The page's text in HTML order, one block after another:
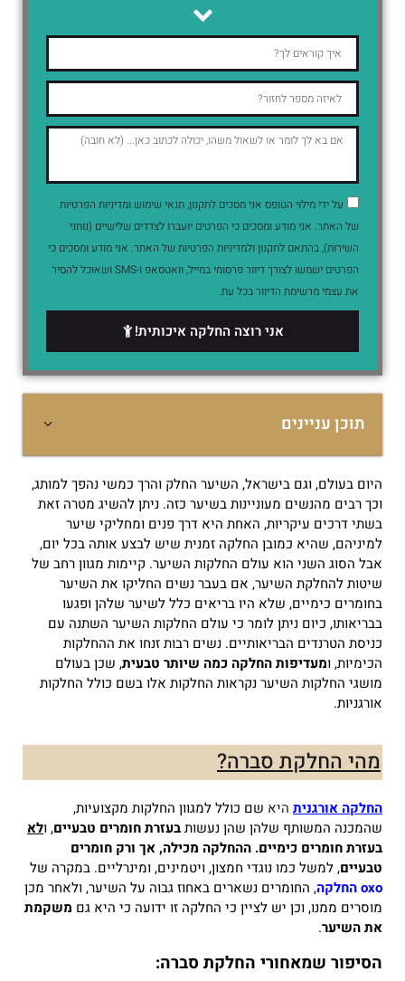
על ידי מילוי הטופס אני מסכים לתקנון, תנאי שימוש ומדיניות הפרטיות
של האתר. אני מודע ומסכים כי הפרטים יועברו לצדדים שלישיים (נותני
השירות), בהתאם לתקנון ולמדיניות הפרטיות של האתר. אני מודע ומסכים כי
הפרטים ישמשו לצורך דיוור פרסומי במייל, וואטסאפ ו-SMS ושאוכל להסיר
את עצמי מרשימת הדיוור בכל עת.
אני רוצה החלקה איכותית!
תוכן עניינים
היום בעולם, וגם בישראל, השיער החלק והרך כמשי נהפך למותג,
וכך רבים מהנשים מעוניינות בשיער כזה. ניתן להשיג מטרה זאת
בשתי דרכים עיקריות, האחת היא דרך פנים ומחליקי שיער
למיניהם, שהיא כמובן החלקה זמנית שיש לבצע אותה בכל יום,
אבל הסוג השני הוא עולם החלקות השיער. קיימות מגוון רחב של
שיטות להחלקת השיער, אם בעבר נשים החליקו את השיער
בחומרים כימיים, שלא היו בריאים כלל לשיער שלהן ופגעו
בבריאותו, כיום ניתן לומר כי עולם החלקות השיער השתנה עם
כניסת הטרנדים הבריאותיים. נשים רבות זנחו את ההחלקות
הכימיות, ומעדיפות החלקה כמה שיותר טבעית, שכן בעולם
מושגי החלקות השיער נקראות החלקות אלו בשם כולל החלקות
אורגניות.
מהי החלקת סברה?
החלקה אורגנית היא שם כולל למגוון החלקות מקצועיות,
שהמכנה המשותף שלהן שהן נעשותבעזרת חומרים טבעיים, ולא
בעזרת חומרים כימיים. ההחלקה מכילה, אך ורק חומרים
טבעיים, למשל כמו נוגדי חמצון, ויטמינים, ומינרליים. במקרה של
oxo החלקה
, החומרים נשארים באחוז גבוה על השיער, ולאחר מכן
מוסרים ממנו, וכן יש לציין כי החלקה זו ידועה כי היא גם משקמת
את השיער.
הסיפור שמאחורי החלקת סברה: